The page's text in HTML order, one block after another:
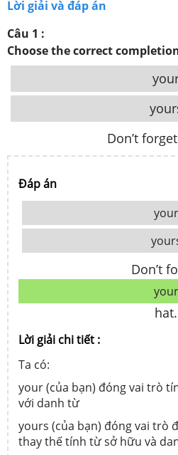
Lời giải và đáp án
Câu 1 :
Choose the correct
Don’t
Đáp án
your
Don’t
your
hat.
Lời giải chi tiết :
Ta có:
your (của bạn) đóng vai trò
với danh từ
yours (của bạn) đóng vai trò
thay thế tính từ sở hữu và